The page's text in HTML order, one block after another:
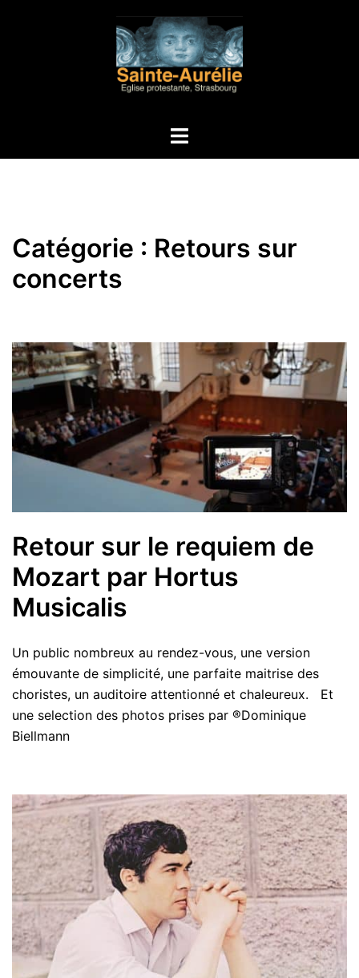
Ouvrir/fermer
Catégorie : Retours sur
concerts
Retour sur le requiem de
Mozart par Hortus
Musicalis
Un public nombreux au rendez-vous, une version
émouvante de simplicité, une parfaite maitrise des
choristes, un auditoire attentionné et chaleureux. Et
une selection des photos prises par ®Dominique
Biellmann